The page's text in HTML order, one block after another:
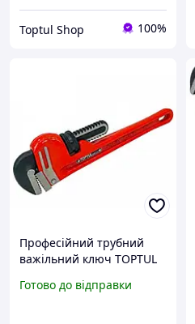
Toptul Shop 100%
Професійний трубний
важільний ключ TOPTUL
Готово до відправки